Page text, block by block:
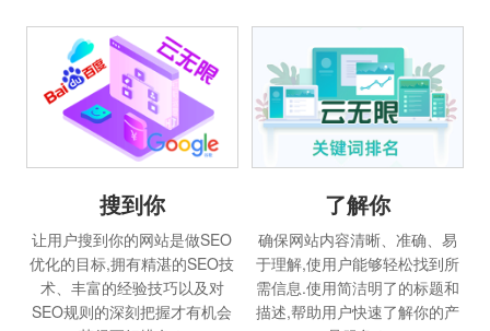
搜到你
让用户搜到你的网站是做SEO
优化的目标,拥有精湛的SEO技
术、丰富的经验技巧以及对
SEO规则的深刻把握才有机会
了解你
确保网站内容清晰、准确、易
于理解,使用户能够轻松找到所
需信息.使用简洁明了的标题和
描述,帮助用户快速了解你的产